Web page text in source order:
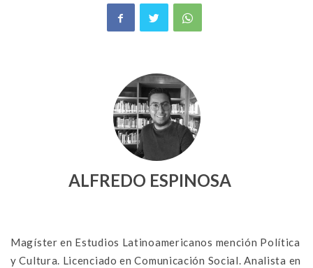
ALFREDO ESPINOSA
Magíster en Estudios Latinoamericanos mención Política
y Cultura. Licenciado en Comunicación Social. Analista en